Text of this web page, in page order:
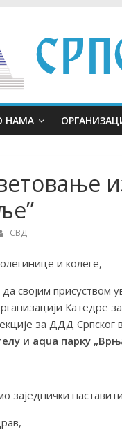
НАМА
СВД
и колеге,
својим присуством
Катедре
за ДДД
и aqua парку
заједнички